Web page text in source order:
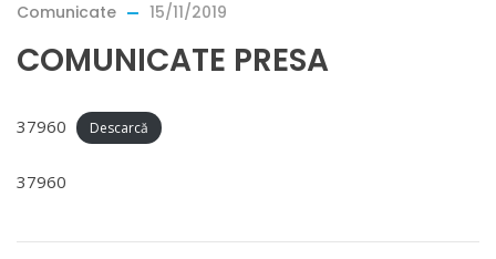
Comunicate 15/11/2019
COMUNICATE PRESA
37960 Descarcă
37960